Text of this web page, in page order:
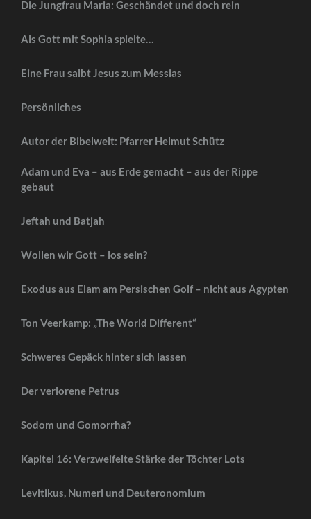
Die Jungfrau Maria: Geschändet und doch rein
Als Gott mit Sophia spielte…
Eine Frau salbt Jesus zum Messias
Persönliches
Autor der Bibelwelt: Pfarrer Helmut Schütz
Adam und Eva – aus Erde gemacht – aus der Rippe
gebaut
Jeftah und Batjah
Wollen wir Gott – los sein?
Exodus aus Elam am Persischen Golf – nicht aus Ägypten
Ton Veerkamp: „The World Different“
Schweres Gepäck hinter sich lassen
Der verlorene Petrus
Sodom und Gomorrha?
Kapitel 16: Verzweifelte Stärke der Töchter Lots
Levitikus, Numeri und Deuteronomium